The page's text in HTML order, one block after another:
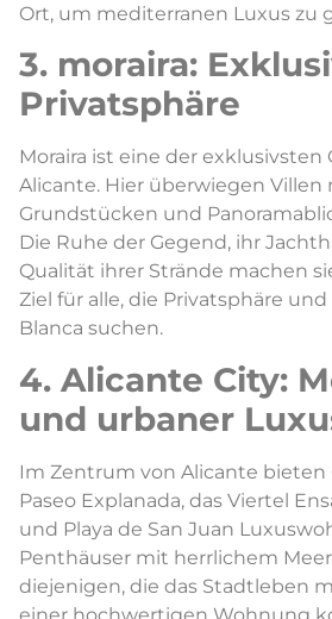
Ort, um mediterranen Luxus zu
3. moraira:
Privatsphäre
Moraira ist eine der exklusivsten
Alicante. Hier überwiegen Villen
Grundstücken und
Die Ruhe der Gegend, ihr
Qualität ihrer Strände machen
Ziel für alle, die Privatsphäre
Blanca suchen.
4. Alicante City:
und urbaner
Im Zentrum von Alicante bieten
Paseo Explanada, das Viertel
und Playa de San Juan
Penthäuser mit herrlichem
diejenigen, die das Stadtleben
einer hochwertigen Wohnung